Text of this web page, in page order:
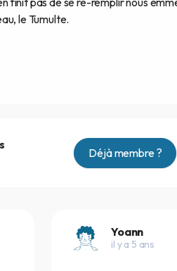
le Tumulte.
Déjà membre ?
Yoann
il y a 5 ans